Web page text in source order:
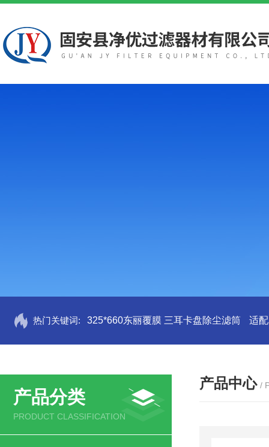
热门关键词: 325*660东丽覆膜 三耳卡盘除尘滤筒 适
产品分类
PRODUCT CLASSIFICATION
产品中心 /